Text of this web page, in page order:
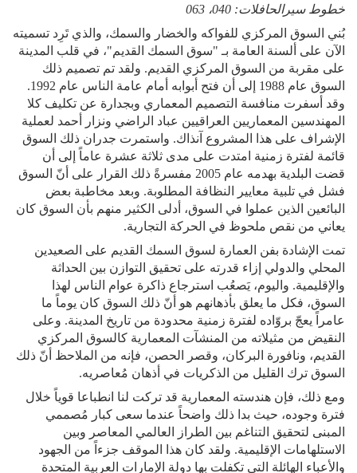
خطوط سيرالحافلات: 040، 063
بُني السوق المركزي للفواكه والخضار والسمك، والذي تَرِد تسميته
الآن على ألسنة العامة بـ "سوق السمك القديم"، في قلب المدينة
على مقربة من السوق المركزي القديم. ولقد تم تصميم ذلك
السوق عام 1988 إلى أن فتح أبوابه أمام عامة الناس عام 1992.
وقد أسفرت منافسة التصميم المعماري وبجدارة عن تكليف كلا
المهندسين المعماريين العراقيين عباد الراضي ونزار أحمد لعملية
الإشراف على هذا المشروع آنذاك. واستمرت جدران ذلك السوق
قائمة لفترة زمنية امتدت على مدى ثلاثة عشرة عاماً إلى أن
قضت البلدية بهدمه عام 2005 مفسرةً ذلك القرار على أنّ السوق
فشل في تلبية معايير النظافة المطلوبة. وبعد مخاطبة بعض
البائعين الذين عملوا في السوق، أدلى الكثير منهم بأن السوق كان
يعاني من نقص ملحوظ في الحركة التجارية.
تمت الإشادة بفن العمارة لسوق السمك القديم على الصعيدين
المحلي والدولي إزاء قدرته على تحقيق التوازن بين الحداثة
والإقليمية. واليوم، يَصعُب استرجاع ذاكرة عوام الناس لهذا
السوق، فكل ما يعلق بأذهانهم هو أنّ ذلك السوق كان يوماً ما
عامراً يعجّ بروّاده لفترة زمنية محدودة من تاريخ المدينة. وعلى
النقيض من مثيلاته من المنشآت المعمارية كالسوق المركزي
القديم، ونافورة البركان، وقصر الحصن، فإنه من الملاحظ أنّ ذلك
السوق ترك القليل من الذكريات في أذهان مُعاصريه.
ومع ذلك، فإن هندسته المعمارية قد تركت لنا انطباعا قوياً خلال
فترة وجوده، حيث بدا ذلك واضحاً عندما سعى كبار مُصممي
المبنى لتحقيق التناغم بين الطراز العالمي المعاصر وبين
الاستلهامات الإقليمية. ولقد كان هذا الموقف جزءاً من الجهود
والأعباء الهائلة التي تكفلت بها دولة الإمارات العربية المتحدة